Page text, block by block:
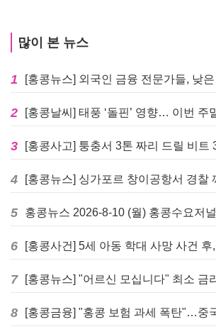
많이 본 뉴스
1
2
3
4
5 홍콩뉴스 2026-8-10 (월) 홍콩수요저널
6
7
8